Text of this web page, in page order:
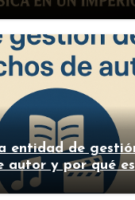
entidad de
autor y por qué es